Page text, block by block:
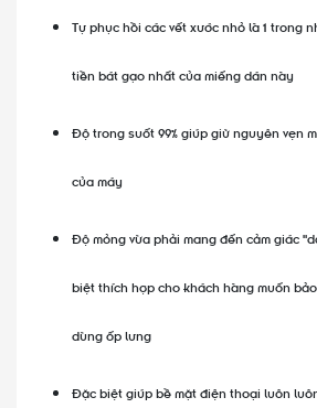
Tự phục hồi các vết xước nhỏ là 1 trong
tiền bát gạo nhất của miếng dán này
Độ trong suốt 99% giúp giữ nguyên vẹn
của máy
Độ mỏng vừa phải mang đến cảm giác
biệt thích hợp cho khách hàng muốn
dùng ốp lưng
Đặc biệt giúp bề mặt điện thoại luôn